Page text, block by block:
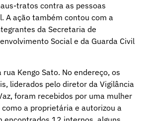
tratos contra as pessoas
A ação também contou com a
da Secretaria de
Social e da Guarda Civil
rua Kengo Sato. No endereço, os
liderados pelo diretor da Vigilância
foram recebidos por uma mulher
a proprietária e autorizou a